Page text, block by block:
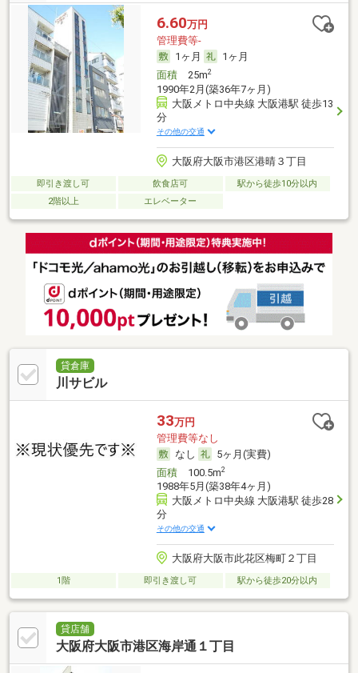
6.60万円
管理費等-
1ヶ月
1ヶ月
面積25m2
1990年2月(築36年7ヶ月)
大阪メトロ中央線 大阪港駅 徒歩13
分
その他の交通
大阪府大阪市港区港晴３丁目
即引き渡し可 飲食店可
駅から徒歩10分以内
2階以上
エレベーター
貸倉庫
川サビル
33万円
管理費等なし
なし
5ヶ月(実費)
面積100.5m2
1988年5月(築38年4ヶ月)
大阪メトロ中央線 大阪港駅 徒歩28
分
その他の交通
大阪府大阪市此花区梅町２丁目
1階 即引き渡し可 駅から徒歩20分以内
貸店舗
大阪府大阪市港区海岸通１丁目